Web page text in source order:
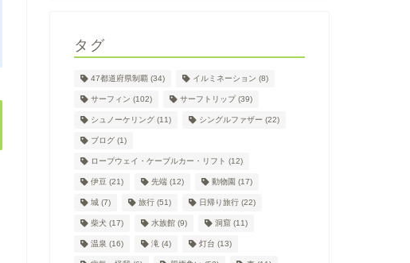
タグ
47都道府県制覇(34) イルミネーション (8)
サーフィン (102) サーフトリップ(39)
シュノーケリング(11) シングルファザー (22)
ブログ(1)
ロープウェイ・ケーブルカー・リフト (12)
伊豆 (21) 先端(12) 動物園 (17)
城(7) 旅行(51) 日帰り旅行(22)
柴犬 (17) 水族館(9) 洞窟(11)
温泉 (16) 滝 (4) 灯台 (13)